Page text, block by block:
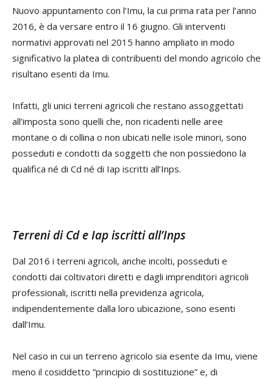
Nuovo appuntamento con l’Imu, la cui prima rata per l’anno
2016, è da versare entro il 16 giugno. Gli interventi
normativi approvati nel 2015 hanno ampliato in modo
significativo la platea di contribuenti del mondo agricolo che
risultano esenti da Imu.
Infatti, gli unici terreni agricoli che restano assoggettati
all’imposta sono quelli che, non ricadenti nelle aree
montane o di collina o non ubicati nelle isole minori, sono
posseduti e condotti da soggetti che non possiedono la
qualifica né di Cd né di Iap iscritti all’Inps.
Terreni di Cd e Iap iscritti all’Inps
Dal 2016 i terreni agricoli, anche incolti, posseduti e
condotti dai coltivatori diretti e dagli imprenditori agricoli
professionali, iscritti nella previdenza agricola,
indipendentemente dalla loro ubicazione, sono esenti
dall’Imu.
Nel caso in cui un terreno agricolo sia esente da Imu, viene
meno il cosiddetto “principio di sostituzione” e, di